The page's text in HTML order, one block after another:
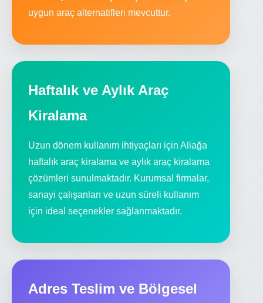
uygun araç alternatifleri mevcuttur.
Haftalık ve Aylık Araç
Kiralama
Uzun dönem kullanım ihtiyaçları için Aliağa
haftalık araç kiralama ve aylık araç kiralama
çözümleri sunulmaktadır. Kurumsal firmalar,
sanayi çalışanları ve uzun süreli kullanım
için ideal seçenekler sağlanmaktadır.
Adres Teslim ve Bölgesel